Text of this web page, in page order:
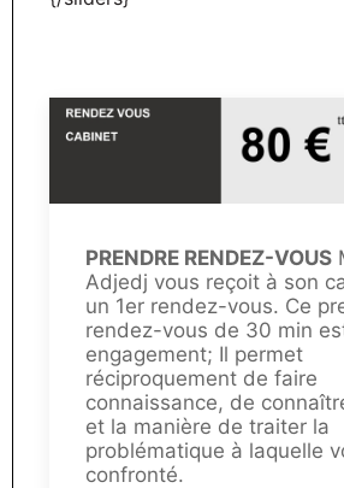
PRENDRE RENDEZ-VOUS
Adjedj vous reçoit à son
un 1er rendez-vous. Ce
rendez-vous de 30 min
engagement; Il permet
réciproquement de faire
connaissance, de
et la manière de traiter la
problématique à laquelle
confronté.